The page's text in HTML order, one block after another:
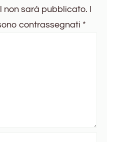
non sarà pubblicato. I
contrassegnati *